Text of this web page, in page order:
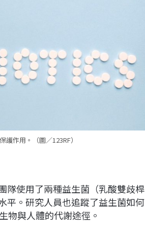
作用。（圖／123RF）
隊使用了兩種益生菌（乳酸雙歧桿
平。研究人員也追蹤了益生菌如何
物與人體的代謝途徑。